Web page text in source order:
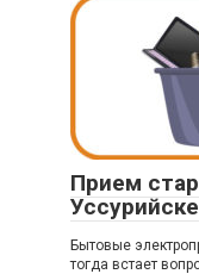
Прием
Уссурийске
Бытовые
тогда встает